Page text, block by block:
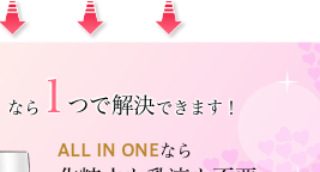
なら 1 つで解決できます！
ALL IN ONEなら